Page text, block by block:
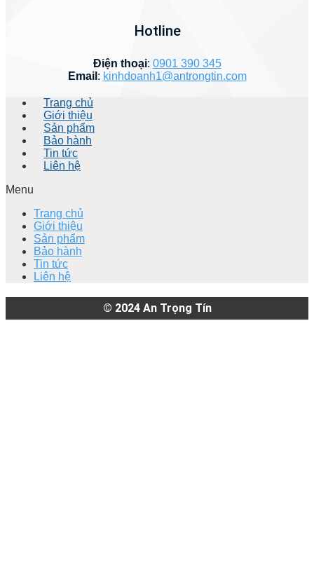
Hotline
Điện thoại: 0901 390 345
Email : kinhdoanh1@antrongtin.com
Trang chủ
Giới thiệu
Sản phẩm
Bảo hành
Tin tức
Liên hệ
Menu
Trang chủ
Giới thiệu
Sản phẩm
Bảo hành
Tin tức
Liên hệ
© 2024 An Trọng Tín